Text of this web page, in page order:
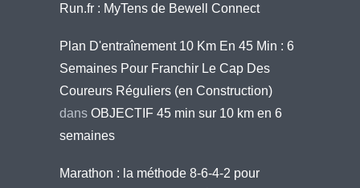
Run.fr : MyTens de Bewell Connect
Plan D'entraînement 10 Km En 45 Min : 6
Semaines Pour Franchir Le Cap Des
Coureurs Réguliers (en Construction)
dans OBJECTIF 45 min sur 10 km en 6
semaines
Marathon : la méthode 8-6-4-2 pour